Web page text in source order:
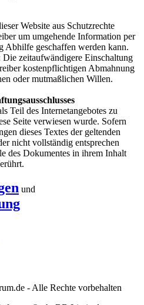
Website aus Schutzrechte
um umgehende Information per
Abhilfe geschaffen werden kann.
zeitaufwändigere Einschaltung
kostenpflichtigen Abmahnung
oder mutmaßlichen Willen.
Teil des Internetangebotes zu
Seite verwiesen wurde. Sofern
dieses Textes der geltenden
nicht vollständig entsprechen
des Dokumentes in ihrem Inhalt
und
- Alle Rechte vorbehalten